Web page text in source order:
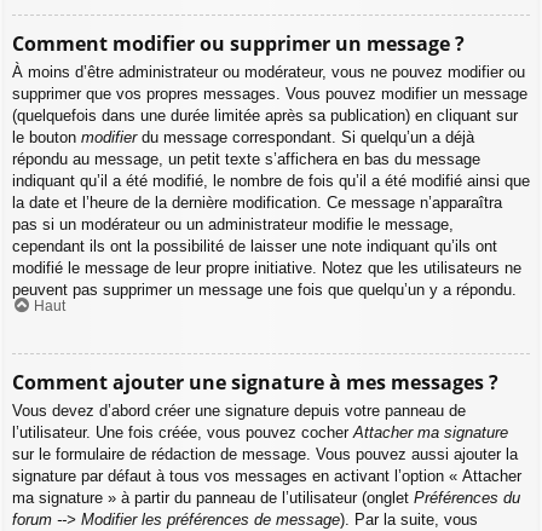
Comment modifier ou supprimer un message ?
À moins d’être administrateur ou modérateur, vous ne pouvez modifier ou
supprimer que vos propres messages. Vous pouvez modifier un message
(quelquefois dans une durée limitée après sa publication) en cliquant sur
le bouton modifierdu message correspondant. Si quelqu’un a déjà
répondu au message, un petit texte s’affichera en bas du message
indiquant qu’il a été modifié, le nombre de fois qu’il a été modifié ainsi que
la date et l’heure de la dernière modification. Ce message n’apparaîtra
pas si un modérateur ou un administrateur modifie le message,
cependant ils ont la possibilité de laisser une note indiquant qu’ils ont
modifié le message de leur propre initiative. Notez que les utilisateurs ne
peuvent pas supprimer un message une fois que quelqu’un y a répondu.
Haut
Comment ajouter une signature à mes messages ?
Vous devez d’abord créer une signature depuis votre panneau de
l’utilisateur. Une fois créée, vous pouvez cocherAttacher ma signature
sur le formulaire de rédaction de message. Vous pouvez aussi ajouter la
signature par défaut à tous vos messages en activant l’option « Attacher
ma signature » à partir du panneau de l’utilisateur (onglet Préférences du
forum --> Modifier les préférences de message). Par la suite, vous